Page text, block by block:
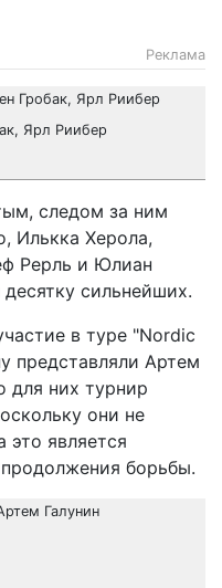
Реклама
Ярл Риибер
следом за ним
Илькка Херола,
Рерль и Юлиан
сильнейших.
в туре "Nordic
представляли Артем
для них турнир
они не
это является
борьбы.